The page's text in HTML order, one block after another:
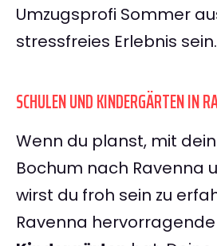
Umzugsprofi Sommer
stressfreies Erlebnis sein.
SCHULEN UND KINDERGÄRTEN IN
Wenn du planst, mit
Bochum nach Ravenna
wirst du froh sein zu
Ravenna hervorragende